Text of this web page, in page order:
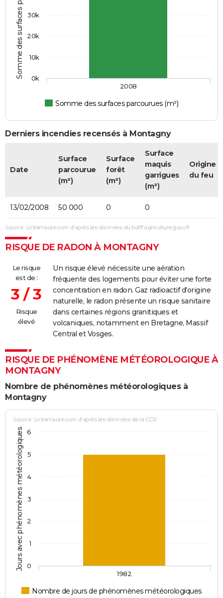
Somme des surfaces parcourues (m²)
2008
0k
10k
20k
30k
Derniers incendies recensés à Montagny
Date
Surface
parcourue
(m²)
Surface
forêt
(m²)
Surface
maquis
garrigues
(m²)
Origine
du feu
13/02/2008 50 000 0 0
Source : Linternaute.com d'après les données du bdiff.agriculture.gouv.fr
RISQUE DE RADON À MONTAGNY
Le risque
est de :
3 / 3
Risque
élevé
Un risque élevé nécessite une aération
fréquente des logements pour éviter une forte
concentration en radon. Gaz radioactif d'origine
naturelle, le radon présente un risque sanitaire
dans certaines régions granitiques et
volcaniques, notamment en Bretagne, Massif
Central et Vosges.
RISQUE DE PHÉNOMÈNE MÉTÉOROLOGIQUE À
MONTAGNY
Nombre de phénomènes météorologiques à
Montagny
Jours avec phénomènes météorologiques
Source : Linternaute.com d'après les données de la CCR
Nombre de jours de phénomènes météorologiques
1982
0
1
2
3
4
5
6